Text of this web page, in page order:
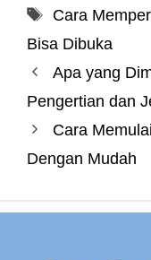
b
o
t
e
e
r
s
t
e
g
r
Tags
Cara
Bisa Dibuka
Apa yang
Pengertian dan
Cara
Dengan Mudah